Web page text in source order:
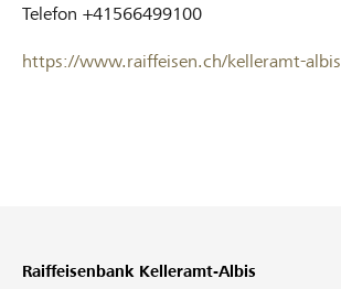
Telefon +41566499100
https://www.raiffeisen.ch/kelleramt-albis
Raiffeisenbank Kelleramt-Albis